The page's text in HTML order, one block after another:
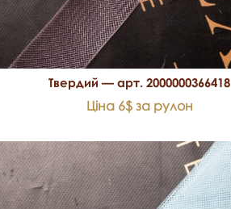
Твердий — арт. 2000000366418
Ціна 6$ за рулон